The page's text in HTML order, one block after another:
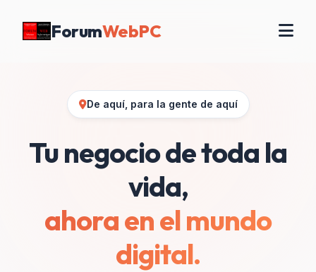
ForumWebPC
De aquí, para la gente de aquí
Tu negocio de toda la
vida,
ahora en el mundo
digital.